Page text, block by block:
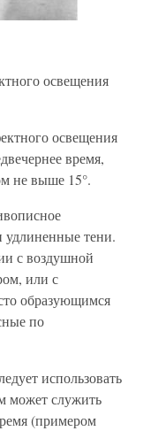
освещения
освещения
время,
не выше 15°.
удлиненные тени.
с воздушной
или с
образующимся
по
использовать
может служить
(примером